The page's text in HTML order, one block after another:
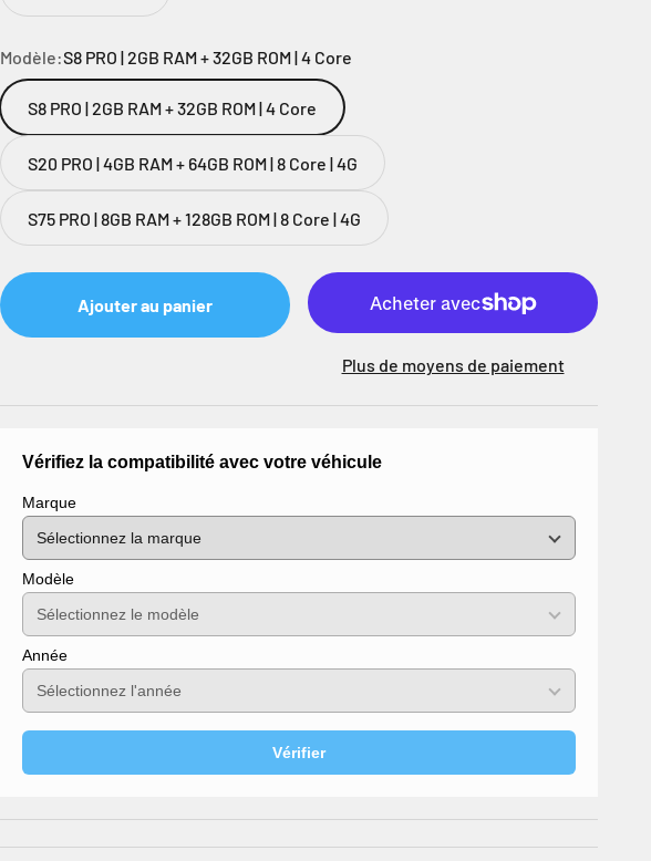
Modèle:S8 PRO | 2GB RAM + 32GB ROM | 4 Core
S8 PRO | 2GB RAM + 32GB ROM | 4 Core
S20 PRO | 4GB RAM + 64GB ROM | 8 Core | 4G
S75 PRO | 8GB RAM + 128GB ROM | 8 Core | 4G
Ajouter au panier
Plus de moyens de paiement
Vérifiez la compatibilité avec votre véhicule
Marque
Modèle
Année
Vérifier